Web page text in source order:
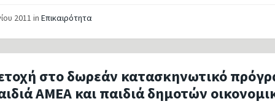
2011inΕπικαιρότητα
στο δωρεάν κατασκηνωτικό
ΑΜΕΑ και παιδιά δημοτών